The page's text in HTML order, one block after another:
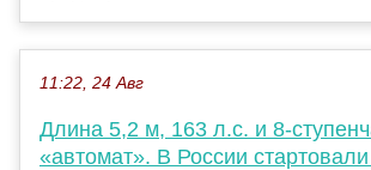
11:22, 24 Авг
Длина 5,2 м, 163 л.с. и 8-
«автомат». В России